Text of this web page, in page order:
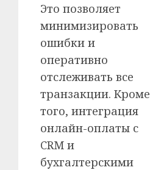
Это позволяет
минимизировать
ошибки и
оперативно
отслеживать все
транзакции. Кроме
того, интеграция
онлайн-оплаты с
CRM и
бухгалтерскими